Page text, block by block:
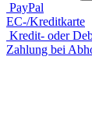
PayPal
EC-/Kreditkarte
Kredit- oder
Zahlung bei